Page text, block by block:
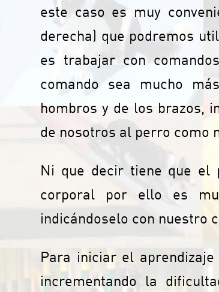
este caso es muy
derecha) que podremos
es trabajar con
comando sea mucho
hombros y de los brazos,
de nosotros al perro como
Ni que decir tiene que el
corporal por ello es
indicándoselo con nuestro
Para iniciar el
incrementando la